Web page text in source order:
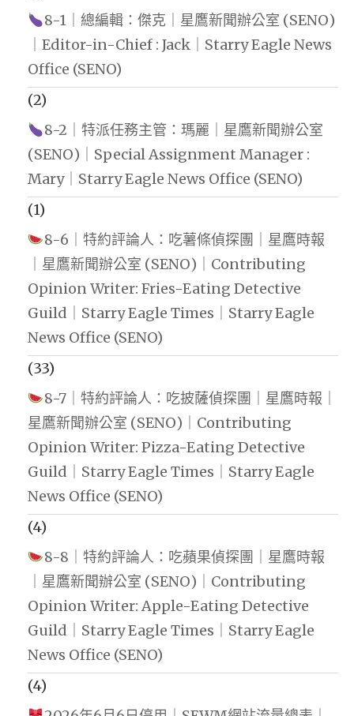
8-1｜總編輯：傑克｜星鷹新聞辦公室 (SENO)
｜Editor-in-Chief : Jack｜Starry Eagle News
Office (SENO)
(2)
8-2｜特派任務主管：瑪麗｜星鷹新聞辦公室
(SENO)｜Special Assignment Manager :
Mary｜Starry Eagle News Office (SENO)
(1)
8-6｜特約評論人：吃薯條偵探團｜星鷹時報
｜星鷹新聞辦公室 (SENO)｜Contributing
Opinion Writer: Fries-Eating Detective
Guild｜Starry Eagle Times｜Starry Eagle
News Office (SENO)
(33)
8-7｜特約評論人：吃披薩偵探團｜星鷹時報｜
星鷹新聞辦公室 (SENO)｜Contributing
Opinion Writer: Pizza-Eating Detective
Guild｜Starry Eagle Times｜Starry Eagle
News Office (SENO)
(4)
8-8｜特約評論人：吃蘋果偵探團｜星鷹時報
｜星鷹新聞辦公室 (SENO)｜Contributing
Opinion Writer: Apple-Eating Detective
Guild｜Starry Eagle Times｜Starry Eagle
News Office (SENO)
(4)